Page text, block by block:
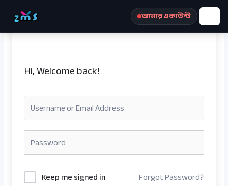
আমার একাউন্ট
Hi, Welcome back!
Keep me signed in Forgot Password?